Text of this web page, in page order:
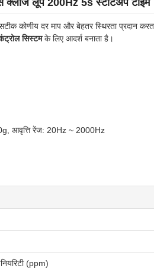
क्लोज लूप 200Hz 5s स्टार्टअप टाइम
सटीक कोणीय दर माप और बेहतर स्थिरता
सिस्टमके लिए आदर्श बनाता है।
आवृत्ति रेंज: 20Hz ~ 2000Hz
(ppm)